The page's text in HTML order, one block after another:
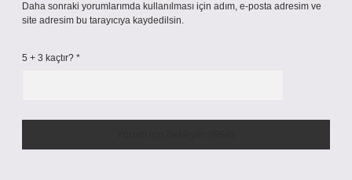
Daha sonraki yorumlarımda kullanılması için adım, e-posta adresim ve
site adresim bu tarayıcıya kaydedilsin.
5 + 3 kaçtır? *